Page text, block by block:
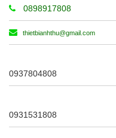
0898917808
thietbianhthu@gmail.com
0937804808
0931531808